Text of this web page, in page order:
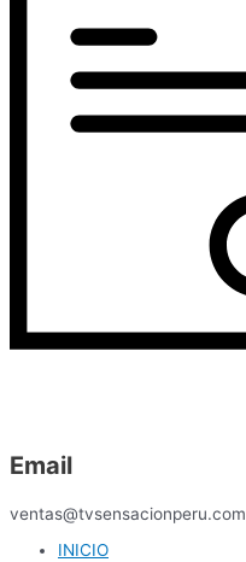
Email
ventas@tvsensacionperu.com
INICIO